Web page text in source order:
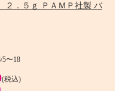
．５ｇ ＰＡＭＰ社製 バ
5〜18
(税込)